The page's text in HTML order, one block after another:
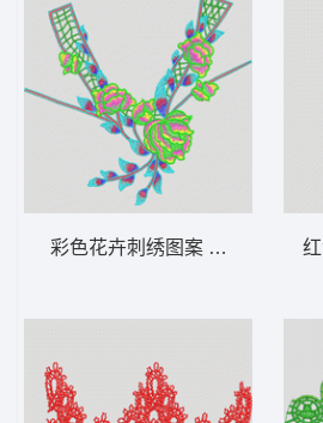
彩色花卉刺绣图案 多色水溶领